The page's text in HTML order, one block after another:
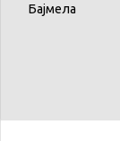
Бајмела